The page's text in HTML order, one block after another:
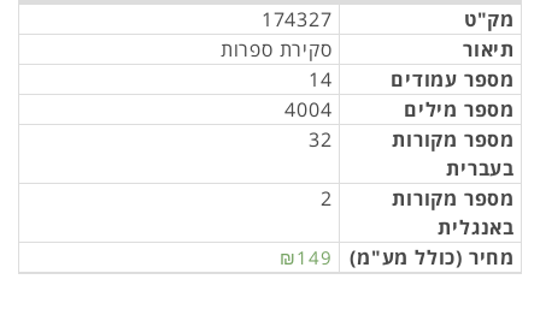
מק"ט
174327
תיאור
סקירת ספרות
מספר עמודים
14
מספר מילים
4004
מספר מקורות
בעברית
32
מספר מקורות
באנגלית
2
מחיר (כולל מע"מ) ₪149